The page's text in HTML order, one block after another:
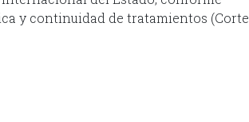
y continuidad de tratamientos (Corte